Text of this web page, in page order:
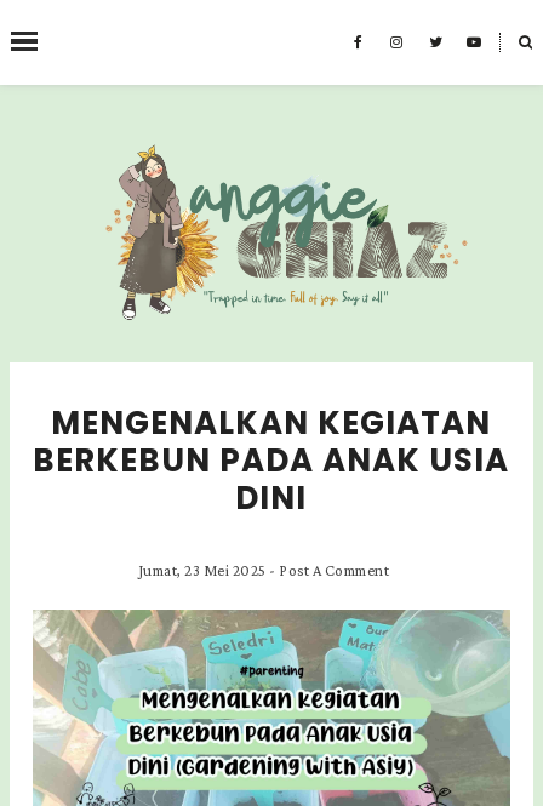
˟
CARI BLOG INI
MENGENALKAN KEGIATAN
BERKEBUN PADA ANAK USIA
DINI
Jumat, 23 Mei 2025 - Post A Comment